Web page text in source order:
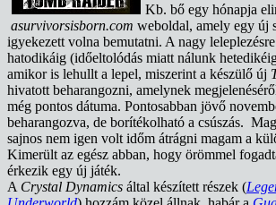
Kb. bő egy hónapja
asurvivorsisborn.com weboldal, amely egy új
igyekezett volna bemutatni. A nagy
hatodikáig (időeltolódás miatt nálunk
amikor is lehullt a lepel, miszerint a készülő új
hivatott beharangozni, amelynek
még pontos dátuma. Pontosabban jövő
beharangozva, de borítékolható a csúszás.
sajnos nem igen volt időm átrágni magam a
Kimerült az egész abban, hogy örömmel
érkezik egy új játék.
A Crystal Dynamics által készített részek (